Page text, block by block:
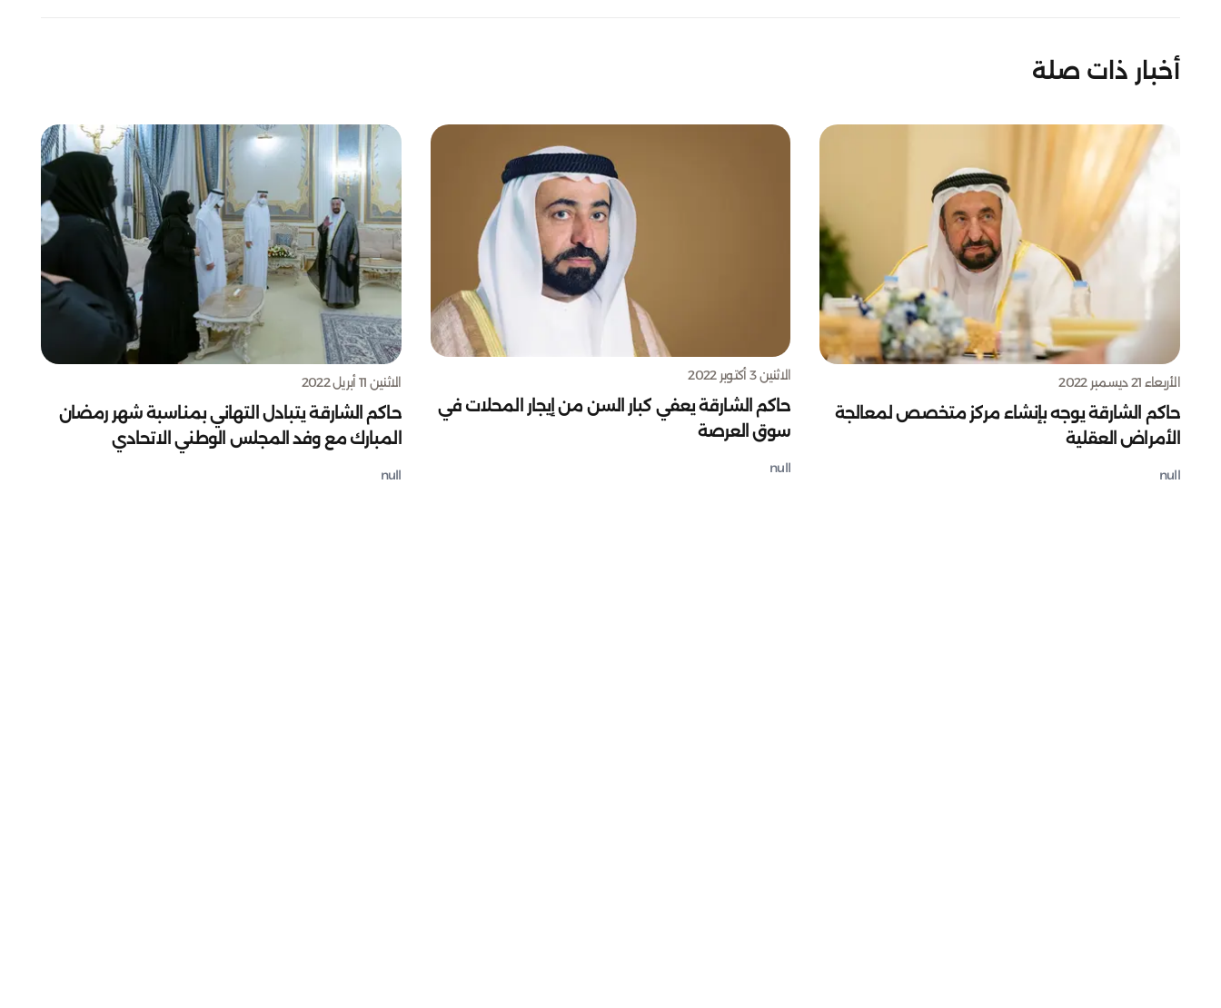
أخبار ذات صلة
الأربعاء 21 ديسمبر 2022
حاكم الشارقة يوجه بإنشاء مركز متخصص لمعالجة
الأمراض العقلية
null
الاثنين 3 أكتوبر 2022
حاكم الشارقة يعفي كبار السن من إيجار المحلات في
سوق العرصة
null
الاثنين 11 أبريل 2022
حاكم الشارقة يتبادل التهاني بمناسبة شهر رمضان
المبارك مع وفد المجلس الوطني الاتحادي
null